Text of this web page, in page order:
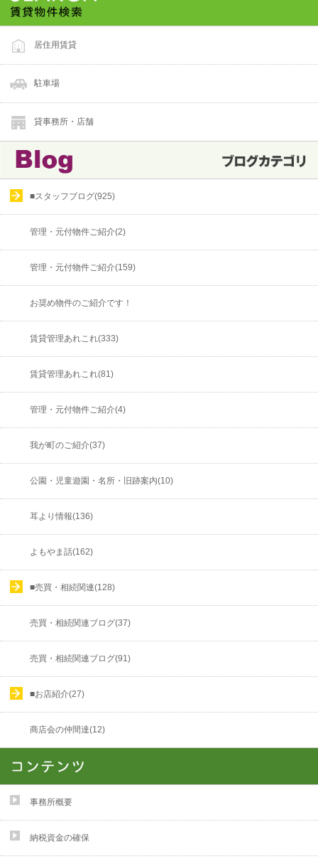
居住用賃貸
駐車場
貸事務所・店舗
■スタッフブログ(925)
管理・元付物件ご紹介(2)
管理・元付物件ご紹介(159)
お奨め物件のご紹介です！
賃貸管理あれこれ(333)
賃貸管理あれこれ(81)
管理・元付物件ご紹介(4)
我が町のご紹介(37)
公園・児童遊園・名所・旧跡案内(10)
耳より情報(136)
よもやま話(162)
■売買・相続関連(128)
売買・相続関連ブログ(37)
売買・相続関連ブログ(91)
■お店紹介(27)
商店会の仲間達(12)
事務所概要
納税資金の確保